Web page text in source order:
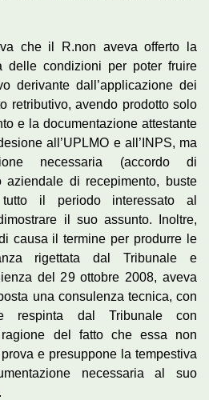
che il R.non aveva offerto la
delle condizioni per poter fruire
derivante dall’applicazione dei
retributivo, avendo prodotto solo
e la documentazione attestante
all’UPLMO e all’INPS, ma
necessaria (accordo di
aziendale di recepimento, buste
il periodo interessato al
il suo assunto. Inoltre,
causa il termine per produrre le
rigettata dal Tribunale e
del 29 ottobre 2008, aveva
una consulenza tecnica, con
respinta dal Tribunale con
del fatto che essa non
e presuppone la tempestiva
necessaria al suo